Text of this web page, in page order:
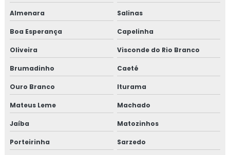
Curso de rotulagem nutricional online
Empresa de consultoria para empresa alimentícia
Empresa de consultoria gmp
Empresa de consultoria para setor alimentício
Empresa de consultoria para setor de alimentos
Empresa de curso gmp
Empresa de treinamento para empresa alimentícia
Almenara Salinas
Boa Esperança Capelinha
Oliveira Visconde do Rio Branco
Brumadinho Caeté
Ouro Branco Iturama
Mateus Leme Machado
Jaíba Matozinhos
Porteirinha Sarzedo